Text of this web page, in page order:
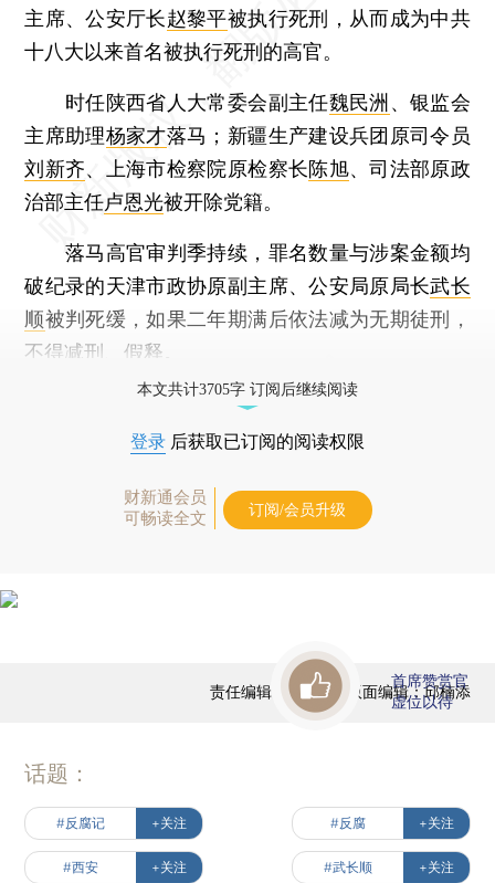
主席、公安厅长赵黎平被执行死刑，从而成为中共
十八大以来首名被执行死刑的高官。
时任陕西省人大常委会副主任魏民洲 、银监会
主席助理杨家才落马；新疆生产建设兵团原司令员
刘新齐、上海市检察院原检察长陈旭、司法部原政
治部主任卢恩光被开除党籍。
落马高官审判季持续，罪名数量与涉案金额均
破纪录的天津市政协原副主席、公安局原局长武长
顺被判死缓，如果二年期满后依法减为无期徒刑，
不得减刑、假释。
本文共计3705字 订阅后继续阅读
登录 后获取已订阅的阅读权限
财新通会员
可畅读全文
订阅/会员升级
责任编辑：陈宝成 | 版面编辑：邱楠添
首席赞赏官
虚位以待
话题：
#反腐记 +关注 #反腐 +关注
#西安 +关注 #武长顺 +关注